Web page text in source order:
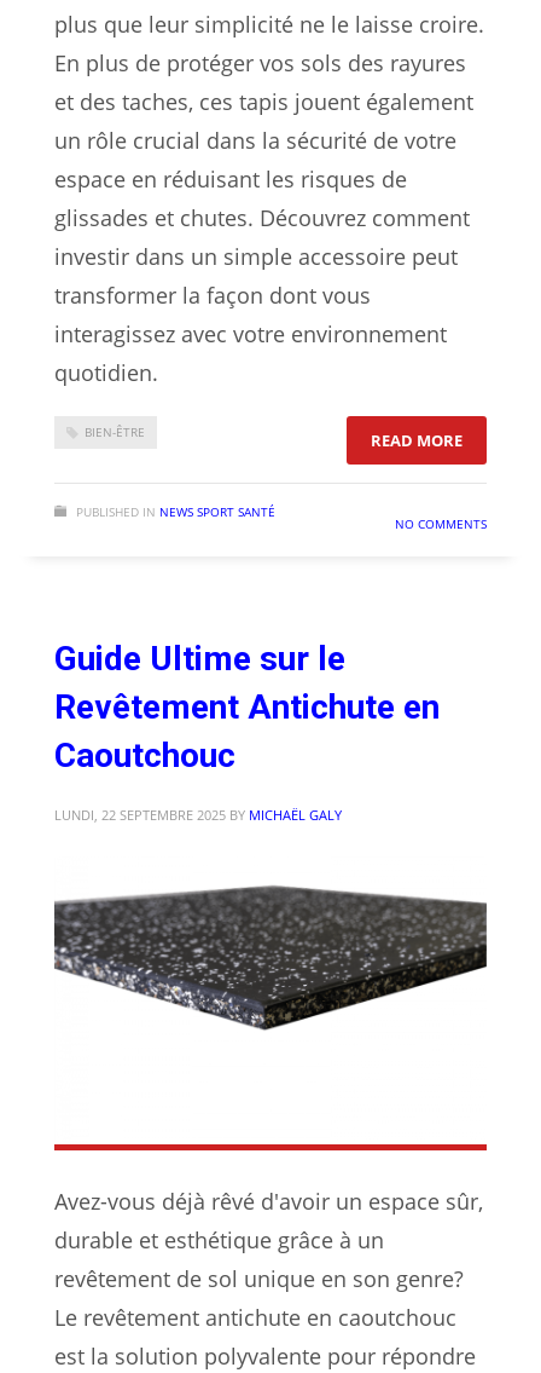
plus que leur simplicité ne le laisse croire.
En plus de protéger vos sols des rayures
et des taches, ces tapis jouent également
un rôle crucial dans la sécurité de votre
espace en réduisant les risques de
glissades et chutes. Découvrez comment
investir dans un simple accessoire peut
transformer la façon dont vous
interagissez avec votre environnement
quotidien.
BIEN-ÊTRE READ MORE: LES
PUBLISHED IN NEWS SPORT SANTÉ
NO COMMENTS
Guide Ultime sur le
Revêtement Antichute en
Caoutchouc
LUNDI, 22 SEPTEMBRE 2025 BY MICHAËL GALY
Avez-vous déjà rêvé d'avoir un espace sûr,
durable et esthétique grâce à un
revêtement de sol unique en son genre?
Le revêtement antichute en caoutchouc
est la solution polyvalente pour répondre